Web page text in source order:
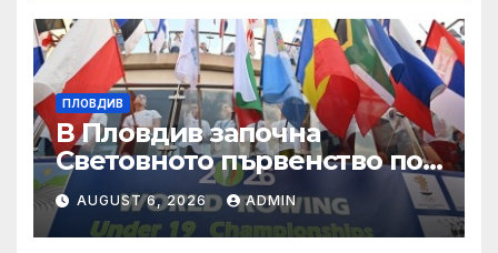
ПЛОВДИВ
В Пловдив започна
Световното първенство по
гребане
AUGUST 6, 2026 ADMIN